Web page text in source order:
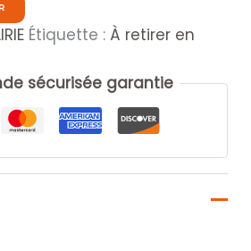
Étiquette : À retirer en
sécurisée garantie